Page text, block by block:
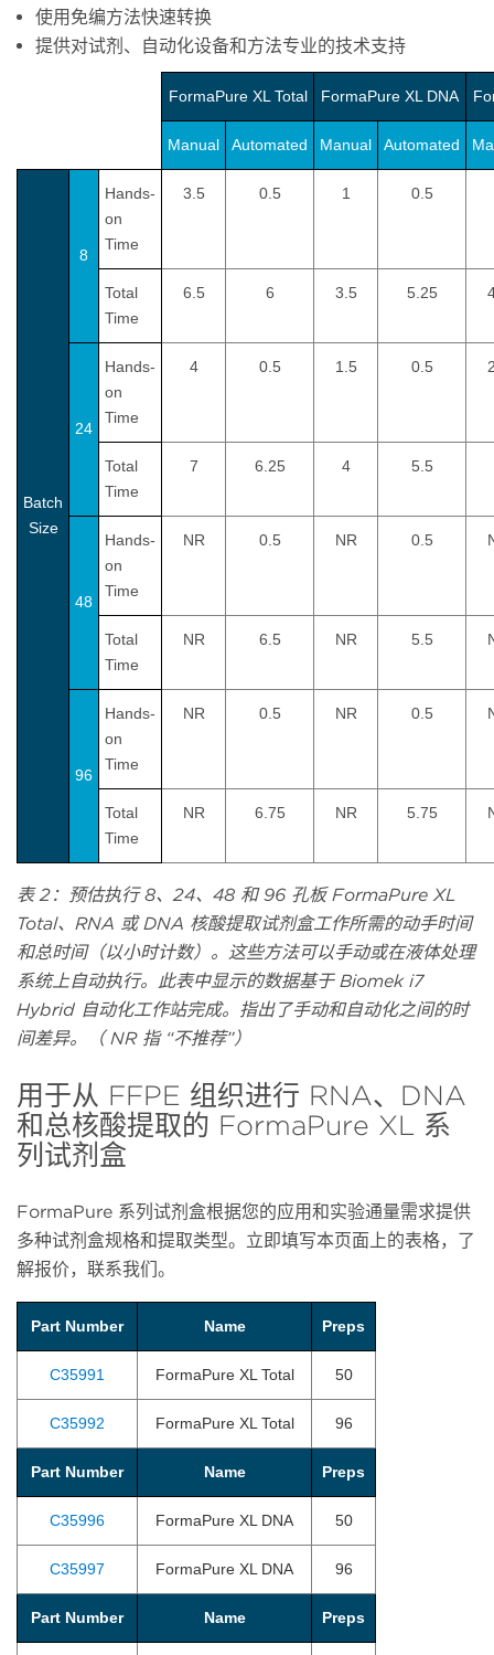
使用免编方法快速转换
提供对试剂、自动化设备和方法专业的技术支持
FormaPure XL Total FormaPure XL DNA
Manual Automated Manual Automated
Batch
Size
8
Hands-
on
Time
3.5 0.5 1 0.5
Total
Time
6.5 6 3.5 5.25
24
Hands-
on
Time
4 0.5 1.5 0.5
Total
Time
7 6.25 4 5.5
48
Hands-
on
Time
NR 0.5 NR 0.5
Total
Time
NR 6.5 NR 5.5
96
Hands-
on
Time
NR 0.5 NR 0.5
Total
Time
NR 6.75 NR 5.75
表 2：预估执行 8、24、48 和 96 孔板 FormaPure XL
Total、RNA 或 DNA 核酸提取试剂盒工作所需的动手时间
和总时间（以小时计数）。这些方法可以手动或在液体处理
系统上自动执行。此表中显示的数据基于 Biomek i7
Hybrid 自动化工作站完成。指出了手动和自动化之间的时
间差异。（ NR 指 “不推荐”）
用于从 FFPE 组织进行 RNA、DNA
和总核酸提取的 FormaPure XL 系
列试剂盒
FormaPure 系列试剂盒根据您的应用和实验通量需求提供
多种试剂盒规格和提取类型。立即填写本页面上的表格，了
解报价，联系我们。
Part Number Name Preps
C35991 FormaPure XL Total 50
C35992 FormaPure XL Total 96
Part Number Name Preps
C35996 FormaPure XL DNA 50
C35997 FormaPure XL DNA 96
Part Number Name Preps